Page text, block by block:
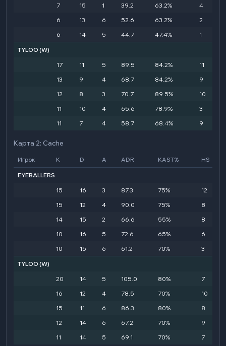
7
15 1 39.2 63.2% 4
6
13 6 52.6 63.2% 2
6
14 5 44.7 47.4% 1
TYLOO (W)
17
11 5 89.5 84.2% 11
13
9 4 68.7 84.2% 9
12
8 3 70.7 89.5% 10
11
10 4 65.6 78.9% 3
11
7 4 58.7 68.4% 9
Карта 2: Cache
Игрок K D A ADR KAST% HS
EYEBALLERS
15
16 3 87.3 75%
12
15
12 4 90.0 75%
8
14
15 2 66.6 55%
8
10
16 5 72.6 65%
6
10
15 6 61.2 70%
3
TYLOO (W)
20
14 5 105.0 80%
7
16
12 4 78.5 70%
10
15
11 6 86.3 80%
8
12
14 6 67.2 70%
9
11
14 5 69.1 70% 7